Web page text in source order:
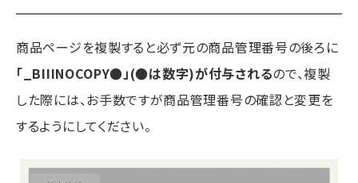
商品ページを複製すると必ず元の商品管理番号の後ろに
「_BIIINOCOPY●」(●は数字)が付与されるので、複製
した際には、お手数ですが商品管理番号の確認と変更を
するようにしてください。